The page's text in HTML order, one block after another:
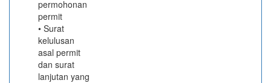
permohonan
permit
• Surat
kelulusan
asal permit
dan surat
lanjutan yang